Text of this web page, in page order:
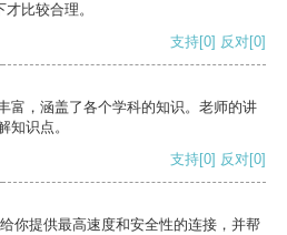
比较合理。
支持[0] 反对[0]
富，涵盖了各个学科的知识。老师的讲
知识点。
支持[0] 反对[0]
你提供最高速度和安全性的连接，并帮